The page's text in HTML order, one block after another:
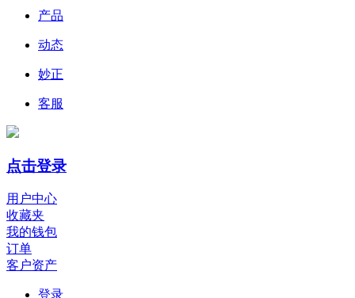
产品
动态
妙正
客服
点击登录
用户中心
收藏夹
我的钱包
订单
客户资产
登录